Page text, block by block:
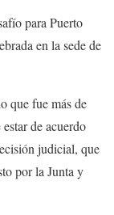
para Puerto
en la sede de
que fue más de
de acuerdo
judicial, que
por la Junta y